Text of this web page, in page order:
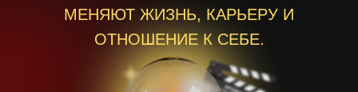
МЕНЯЮТ ЖИЗНЬ, КАРЬЕРУ И
ОТНОШЕНИЕ К СЕБЕ.